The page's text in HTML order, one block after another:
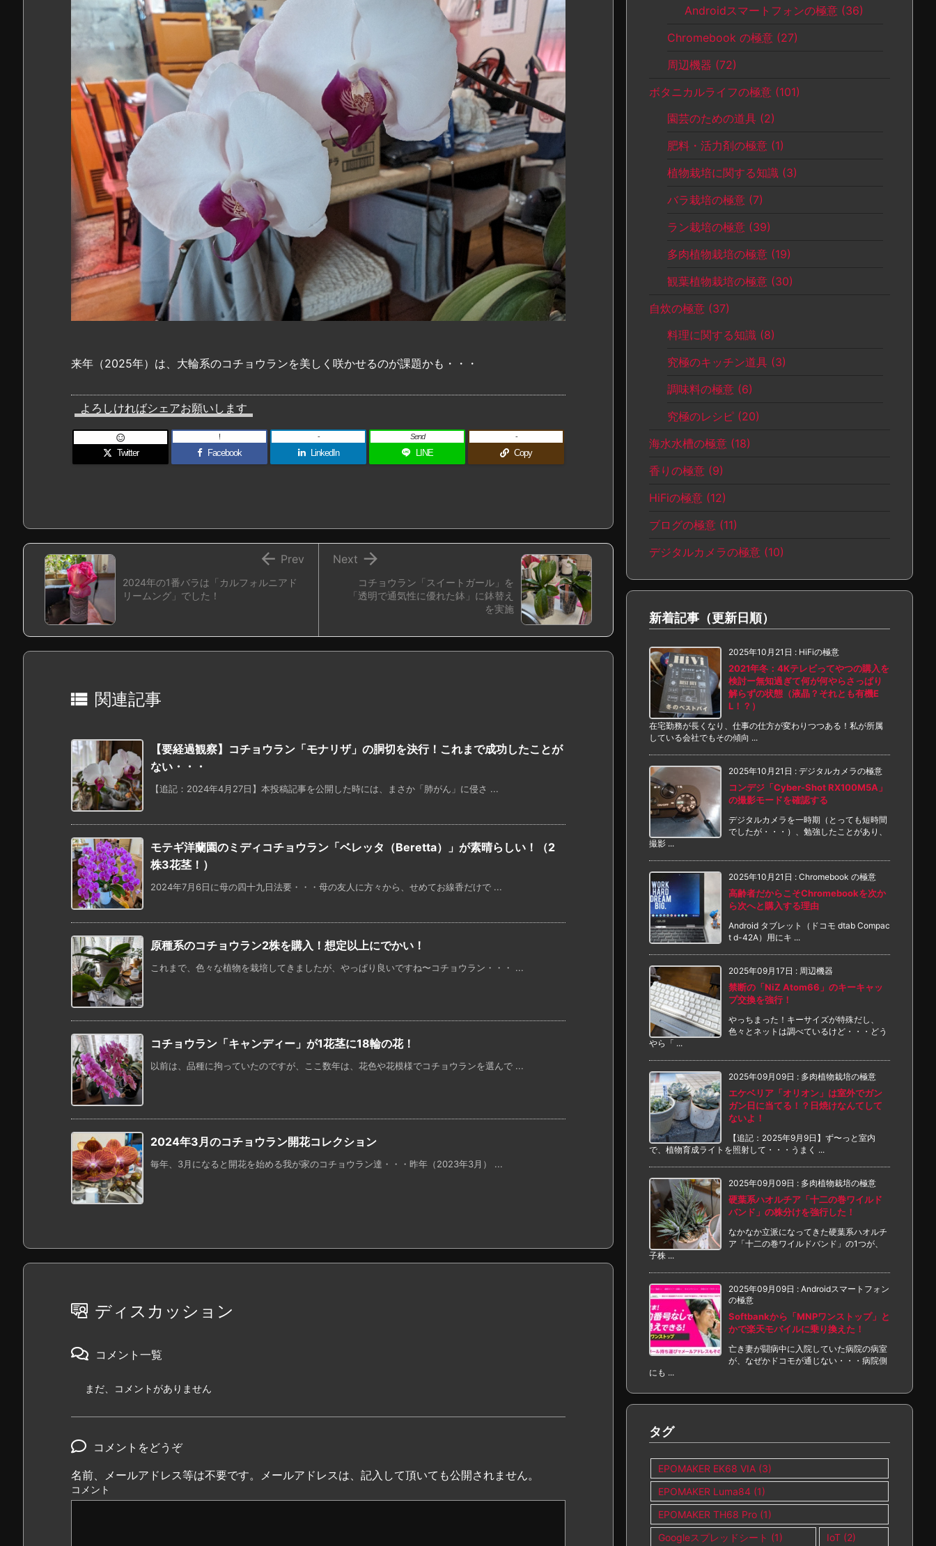
来年（2025年）は、大輪系のコチョウランを美しく咲かせるのが課題かも・・・
よろしければシェアお願いします
Twitter

Facebook
!
LinkedIn
-
LINE
Send
Copy
-
コチョウラン「スイートガール」を
「透明で通気性に優れた鉢」に鉢替え
を実施

Next
2024年の1番バラは「カルフォルニアド
リームング」でした！
 Prev
 関連記事
【要経過観察】コチョウラン「モナリザ」の胴切を決行！これまで成功したことが
ない・・・
【追記：2024年4月27日】本投稿記事を公開した時には、まさか「肺がん」に侵さ ...
モテギ洋蘭園のミディコチョウラン「ベレッタ（Beretta）」が素晴らしい！（2
株3花茎！）
2024年7月6日に母の四十九日法要・・・母の友人に方々から、せめてお線香だけで ...
原種系のコチョウラン2株を購入！想定以上にでかい！
これまで、色々な植物を栽培してきましたが、やっぱり良いですね〜コチョウラン・・・ ...
コチョウラン「キャンディー」が1花茎に18輪の花！
以前は、品種に拘っていたのですが、ここ数年は、花色や花模様でコチョウランを選んで ...
2024年3月のコチョウラン開花コレクション
毎年、3月になると開花を始める我が家のコチョウラン達・・・昨年（2023年3月） ...
ディスカッション
コメント一覧
まだ、コメントがありません
コメントをどうぞ
名前、メールアドレス等は不要です。メールアドレスは、記入して頂いても公開されません。
コメント
Androidスマートフォンの極意 (36)
Chromebook の極意 (27)
周辺機器 (72)
ボタニカルライフの極意 (101)
園芸のための道具 (2)
肥料・活力剤の極意 (1)
植物栽培に関する知識 (3)
バラ栽培の極意 (7)
ラン栽培の極意 (39)
多肉植物栽培の極意 (19)
観葉植物栽培の極意 (30)
自炊の極意 (37)
料理に関する知識 (8)
究極のキッチン道具 (3)
調味料の極意 (6)
究極のレシピ (20)
海水水槽の極意 (18)
香りの極意 (9)
HiFiの極意 (12)
ブログの極意 (11)
デジタルカメラの極意 (10)
新着記事（更新日順）
2025年10月21日 : HiFiの極意
2021年冬：4Kテレビってやつの購入を
検討ー無知過ぎて何が何やらさっぱり
解らずの状態（液晶？それとも有機E
L！？）
在宅勤務が長くなり、仕事の仕方が変わりつつある！私が所属
している会社でもその傾向 ...
2025年10月21日 : デジタルカメラの極意
コンデジ「Cyber-Shot RX100M5A」
の撮影モードを確認する
デジタルカメラを一時期（とっても短時間
でしたが・・・）、勉強したことがあり、
撮影 ...
2025年10月21日 : Chromebook の極意
高齢者だからこそChromebookを次か
ら次へと購入する理由
Android タブレット（ドコモ dtab Compac
t d-42A）用にキ ...
2025年09月17日 : 周辺機器
禁断の「NiZ Atom66」のキーキャッ
プ交換を強行！
やっちまった！キーサイズが特殊だし、
色々とネットは調べているけど・・・どう
やら「 ...
2025年09月09日 : 多肉植物栽培の極意
エケベリア「オリオン」は室外でガン
ガン日に当てる！？日焼けなんてして
ないよ！
【追記：2025年9月9日】ず〜っと室内
で、植物育成ライトを照射して・・・うまく ...
2025年09月09日 : 多肉植物栽培の極意
硬葉系ハオルチア「十二の巻ワイルド
バンド」の株分けを強行した！
なかなか立派になってきた硬葉系ハオルチ
ア「十二の巻ワイルドバンド」の1つが、
子株 ...
2025年09月09日 : Androidスマートフォン
の極意
Softbankから「MNPワンストップ」と
かで楽天モバイルに乗り換えた！
亡き妻が闘病中に入院していた病院の病室
が、なぜかドコモが通じない・・・病院側
にも ...
タグ
EPOMAKER EK68 VIA (3)
EPOMAKER Luma84 (1)
EPOMAKER TH68 Pro (1)
Googleスプレッドシート (1) IoT(2)